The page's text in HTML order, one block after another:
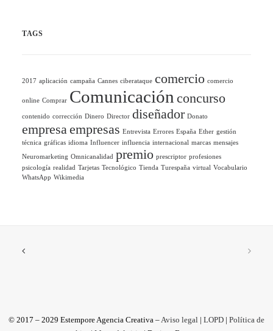
TAGS
2017 aplicación campaña Cannes ciberataque comercio comercio
online Comprar Comunicación concurso
contenido corrección Dinero Director diseñador Donato
empresaempresas Entrevista Errores España Ether gestión
técnica gráficas idioma Influencer influencia internacional marcas mensajes
Neuromarketing Omnicanalidad premio prescriptor profesiones
psicología realidad Tarjetas Tecnológico Tienda Turespaña virtual Vocabulario
WhatsApp Wikimedia
© 2017 – 2029 Estempore Agencia Creativa –Aviso legal | LOPD | Política de